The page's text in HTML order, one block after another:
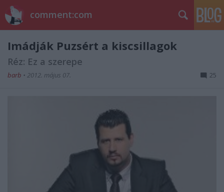
comment:com
Imádják Puzsért a kiscsillagok
Réz: Ez a szerepe
barb • 2012. május 07. 25